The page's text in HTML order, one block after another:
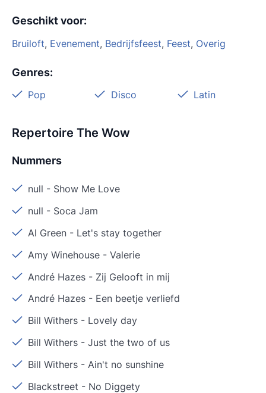
Geschikt voor:
Bruiloft, Evenement, Bedrijfsfeest, Feest, Overig
Genres:
Pop Disco Latin
Repertoire The Wow
Nummers
null - Show Me Love
null - Soca Jam
Al Green - Let's stay together
Amy Winehouse -Valerie
André Hazes - Zij Gelooft in mij
André Hazes - Een beetje verliefd
Bill Withers - Lovely day
Bill Withers -Just the two of us
Bill Withers - Ain't no sunshine
Blackstreet - No Diggety